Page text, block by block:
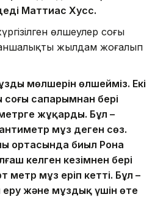
Маттиас Хусс.
өлшеулер соңғы
жылдам жоғалып
мөлшерін өлшейміз. Екі
сапарымнан бері
жұқарды. Бұл –
мұз деген сөз.
ортасында биыл Рона
келген кезімнен бері
метр мұз еріп кетті. Бұл –
және мұздық үшін өте